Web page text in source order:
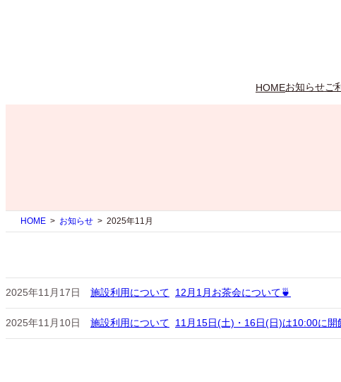
HOMEお知らせご
HOME お知らせ 2025年11月
2025年11月17日 施設利用について 12月1月お茶会について🍵
2025年11月10日 施設利用について 11月15日(土)・16日(日)は10:00に